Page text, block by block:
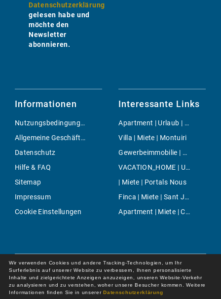
Datenschutzerklärung
gelesen habe und
möchte den
Newsletter
abonnieren.
Informationen
Nutzungsbedingungen
Allgemeine Geschäftsbedingungen
Datenschutz
Hilfe & FAQ
Sitemap
Impressum
Cookie Einstellungen
Interessante Links
Apartment | Urlaub | Palma
Villa | Miete | Montuiri
Gewerbeimmobilie | Kauf | Costa de la Calma
VACATION_HOME | Urlaub | Ses Salines
| Miete | Portals Nous
Finca | Miete | Sant Joan (Mallorca)
Apartment | Miete | Can Pastilla
Wir verwenden Cookies und andere Tracking-Technologien, um Ihr
Surferlebnis auf unserer Website zu verbessern, Ihnen personalisierte
Inhalte und zielgerichtete Anzeigen anzuzeigen, unseren Website-Verkehr
zu analysieren und zu verstehen, woher unsere Besucher kommen. Weitere
Informationen finden Sie in unsererDatenschutzerklärung